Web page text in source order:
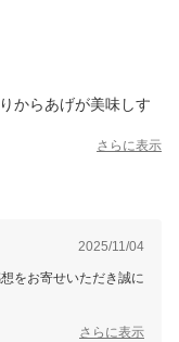
からあげが美味しす
シィ&#12316;さらに表示
2025/11/04
をお寄せいただき誠に
ことで、大変嬉しく思
さらに表示